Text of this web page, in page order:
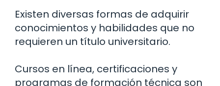
Existen diversas formas de adquirir
conocimientos y habilidades que no
requieren un título universitario.
Cursos en línea, certificaciones y
programas de formación técnica son